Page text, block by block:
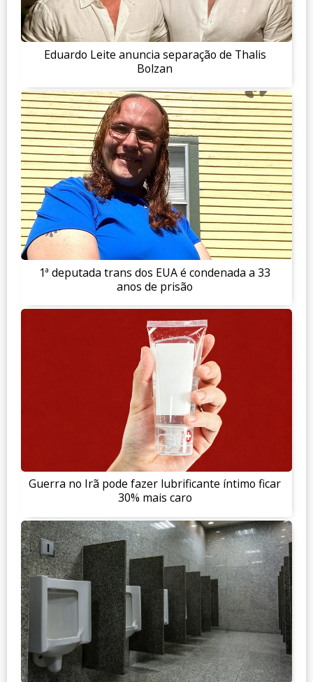
Eduardo Leite anuncia separação de Thalis
Bolzan
1ª deputada trans dos EUA é condenada a 33
anos de prisão
Guerra no Irã pode fazer lubrificante íntimo ficar
30% mais caro